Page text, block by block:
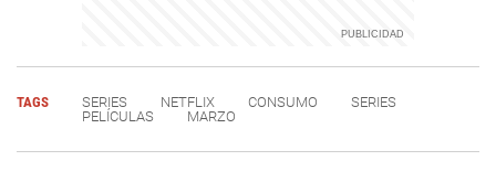
TAGS SERIES NETFLIX CONSUMO
SERIES
PELÍCULAS
MARZO